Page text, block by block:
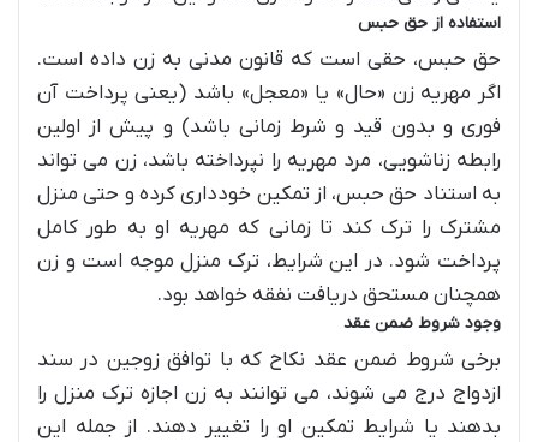
استفاده از حق حبس
حق حبس، حقی است که قانون مدنی به زن داده است.
اگر مهریه زن «حال» یا «معجل» باشد (یعنی پرداخت آن
فوری و بدون قید و شرط زمانی باشد) و پیش از اولین
رابطه زناشویی، مرد مهریه را نپرداخته باشد، زن می تواند
به استناد حق حبس، از تمکین خودداری کرده و حتی منزل
مشترک را ترک کند تا زمانی که مهریه او به طور کامل
پرداخت شود. در این شرایط، ترک منزل موجه است و زن
همچنان مستحق دریافت نفقه خواهد بود.
وجود شروط ضمن عقد
برخی شروط ضمن عقد نکاح که با توافق زوجین در سند
ازدواج درج می شوند، می توانند به زن اجازه ترک منزل را
بدهند یا شرایط تمکین او را تغییر دهند. از جمله این